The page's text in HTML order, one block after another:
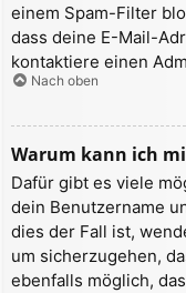
einem Spam-Filter
dass deine E-Mail-
kontaktiere einen
Nach oben
Warum kann ich
Dafür gibt es viele
dein Benutzername
dies der Fall ist,
um sicherzugehen,
ebenfalls möglich,